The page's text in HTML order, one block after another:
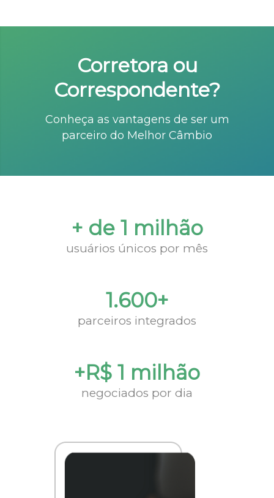
Corretora ou
Correspondente?
Conheça as vantagens de ser um
parceiro do Melhor Câmbio
+ de 1 milhão
usuários únicos por mês
1.600+
parceiros integrados
+R$ 1 milhão
negociados por dia